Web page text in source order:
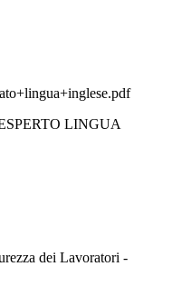
LINGUA
dei Lavoratori -